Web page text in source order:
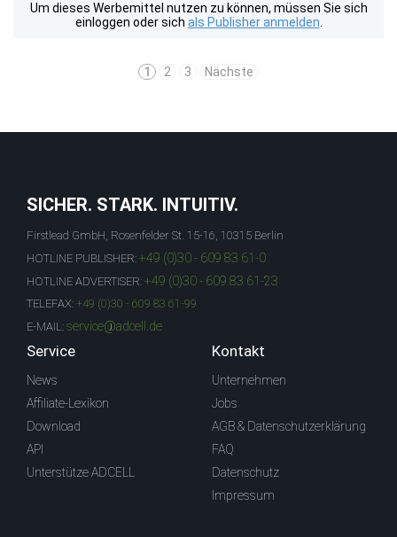
Um dieses Werbemittel nutzen zu können, müssen Sie sich
einloggen oder sich als Publisher anmelden
1 2 3 Nächste
SICHER. STARK. INTUITIV.
Firstlead GmbH, Rosenfelder St. 15-16, 10315 Berlin
HOTLINE PUBLISHER: +49 (0)30 - 609 83 61-0
HOTLINE ADVERTISER: +49 (0)30 - 609 83 61-23
TELEFAX: +49 (0)30 - 609 83 61-99
E-MAIL: service@adcell.de
Service
News
Affiliate-Lexikon
Download
API
Unterstütze ADCELL
Kontakt
Unternehmen
Jobs
AGB & Datenschutzerklärung
FAQ
Datenschutz
Impressum